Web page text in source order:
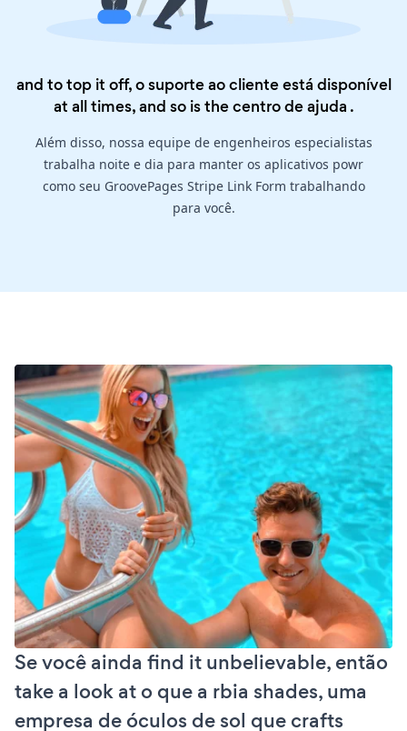
and to top it off, o suporte ao cliente está disponível
at all times, and so is thecentro de ajuda .
Além disso, nossa equipe de engenheiros especialistas
trabalha noite e dia para manter os aplicativos powr
como seu GroovePages Stripe Link Form trabalhando
para você.
Se você ainda find it unbelievable, então
take a look at o que a rbia shades, uma
empresa de óculos de sol que crafts